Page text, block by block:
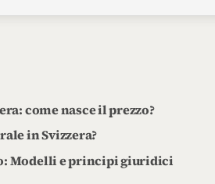
come nasce il prezzo?
in Svizzera?
Modelli e principi giuridici